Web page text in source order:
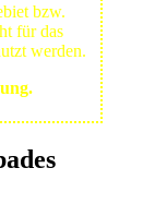
bzw.
für das
werden.